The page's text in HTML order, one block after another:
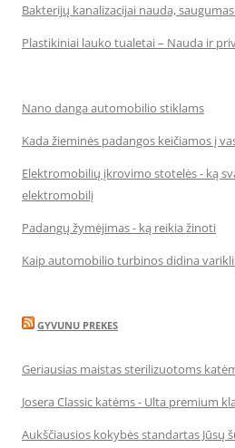
Bakterijų kanalizacijai nauda,
Plastikiniai lauko tualetai – Nauda ir
Nano danga automobilio stiklams
Kada žieminės padangos keičiamos į
Elektromobilių įkrovimo stotelės - ką
elektromobilį
Padangų žymėjimas - ką reikia žinoti
Kaip automobilio turbinos didina
GYVUNU PREKES
Geriausias maistas sterilizuotoms
Josera Classic katėms - Ulta premium
Aukščiausios kokybės standartas Jūsų